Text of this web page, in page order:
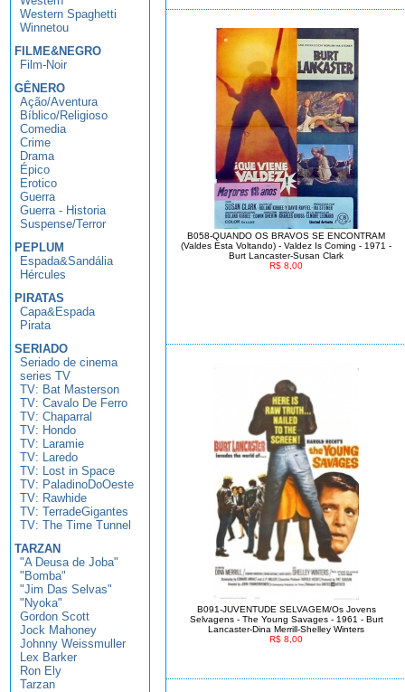
Western Spaghetti
Winnetou
FILME&NEGRO
Film-Noir
GÊNERO
Ação/Aventura
Bíblico/Religioso
Comedia
Crime
Drama
Épico
Erotico
Guerra
Guerra - Historia
Suspense/Terror
PEPLUM
Espada&Sandália
Hércules
PIRATAS
Capa&Espada
Pirata
SERIADO
Seriado de cinema
series TV
TV: Bat Masterson
TV: Cavalo De Ferro
TV: Chaparral
TV: Hondo
TV: Laramie
TV: Laredo
TV: Lost in Space
TV: PaladinoDoOeste
TV: Rawhide
TV: TerradeGigantes
TV: The Time Tunnel
TARZAN
"A Deusa de Joba"
"Bomba"
"Jim Das Selvas"
"Nyoka"
Gordon Scott
Jock Mahoney
Johnny Weissmuller
Lex Barker
Ron Ely
Tarzan
B058-QUANDO OS BRAVOS SE ENCONTRAM
(Valdes Esta Voltando) - Valdez Is Coming - 1971 -
Burt Lancaster-Susan Clark
R$ 8,00
B091-JUVENTUDE SELVAGEM/Os Jovens
Selvagens - The Young Savages - 1961 - Burt
Lancaster-Dina Merrill-Shelley Winters
R$ 8,00